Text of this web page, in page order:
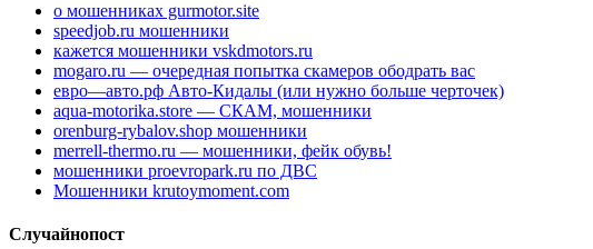
о мошенниках gurmotor.site
speedjob.ru мошенники
кажется мошенники vskdmotors.ru
mogaro.ru — очередная попытка скамеров ободрать вас
евро—авто.рф Авто-Кидалы (или нужно больше черточек)
aqua-motorika.store — СКАМ, мошенники
orenburg-rybalov.shop мошенники
merrell-thermo.ru — мошенники, фейк обувь!
мошенники proevropark.ru по ДВС
Мошенники krutoymoment.com
Случайнопост